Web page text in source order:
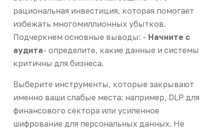
рациональная инвестиция, которая помогает
избежать многомиллионных убытков.
Подчеркнем основные выводы: - Начните с
аудита- определите, какие данные и системы
критичны для бизнеса.
Выберите инструменты, которые закрывают
именно ваши слабые места: например, DLP для
финансового сектора или усиленное
шифрование для персональных данных. Не